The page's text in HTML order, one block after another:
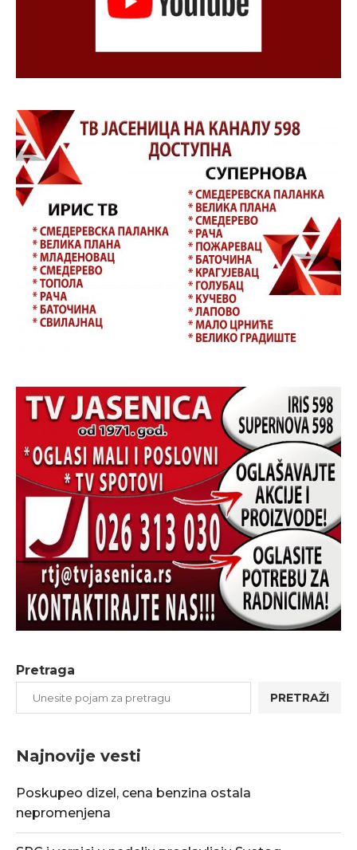
Pretraga
PRETRAŽI
Najnovije vesti
Poskupeo dizel, cena benzina ostala
nepromenjena